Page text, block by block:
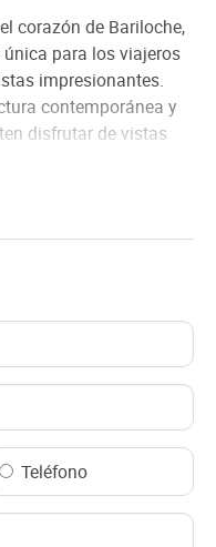
corazón de Bariloche,
para los viajeros
impresionantes.
contemporánea y
disfrutar de vistas
y las montañas
decoradas,
como Wi-Fi
y minibares.
y otras a las
Panorámico permite
aire libre, como
haciendo de este
aventureros como
Teléfono